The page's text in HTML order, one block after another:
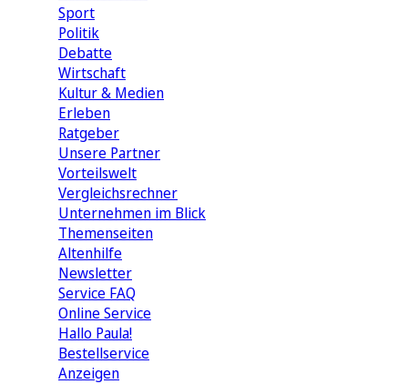
Sport
Politik
Debatte
Wirtschaft
Kultur & Medien
Erleben
Ratgeber
Unsere Partner
Vorteilswelt
Vergleichsrechner
Unternehmen im Blick
Themenseiten
Altenhilfe
Newsletter
Service FAQ
Online Service
Hallo Paula!
Bestellservice
Anzeigen